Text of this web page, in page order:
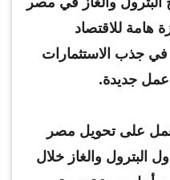
هامة للاقتصاد
في جذب الاستثمارات
عمل جديدة.
على تحويل مصر
البترول والغاز خلال